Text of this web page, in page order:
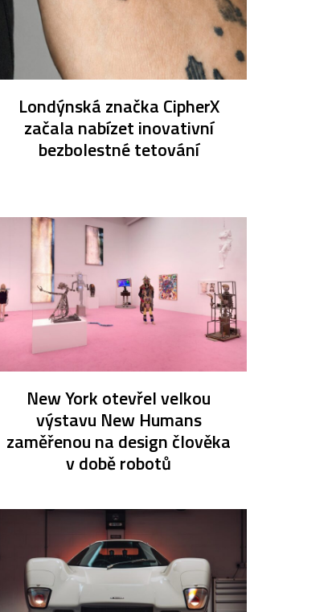
Londýnská značka CipherX
začala nabízet inovativní
bezbolestné tetování
New York otevřel velkou
výstavu New Humans
zaměřenou na design člověka
v době robotů